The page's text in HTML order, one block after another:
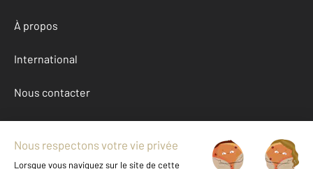
À propos
International
Nous contacter
Mentions légales & CGU et Barèmes d'honoraires